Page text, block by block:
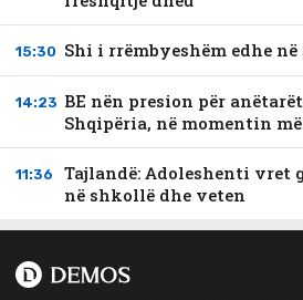
15:30 Shi i rrëmbyeshëm edhe
14:23 BE nën presion për
Shqipëria, në momentin
11:36
Tajlandë: Adoleshenti vret
në shkollë dhe veten